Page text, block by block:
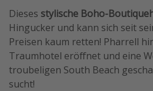
Dieses stylische Boho-
Hingucker und kann sich seit
Preisen kaum retten! Pharrell
Traumhotel eröffnet und eine
troubeligen South Beach
sucht!